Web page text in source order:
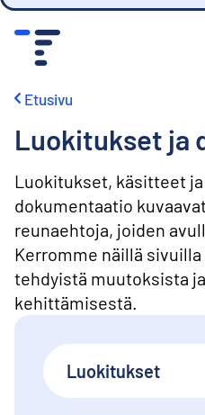
Etusivu
Luokitukset ja
Luokitukset, käsitteet
dokumentaatio
reunaehtoja, joiden
Kerromme näillä
tehdyistä muutoksista
kehittämisestä.
Luokitukset